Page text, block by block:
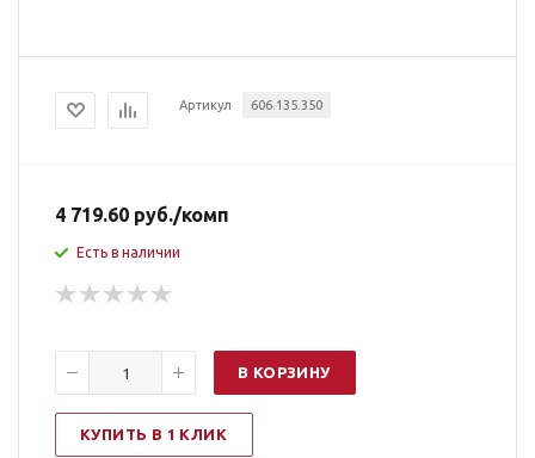
Артикул 606.135.350
4 719.60 руб./комп
Есть в наличии
В КОРЗИНУ
КУПИТЬ В 1 КЛИК